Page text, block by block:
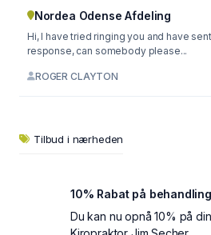
Nordea Odense Afdeling
Hi, I have tried ringing you and have
response, can somebody please...
ROGER CLAYTON
Tilbud i nærheden
10% Rabat på
Du kan nu opnå 10% på